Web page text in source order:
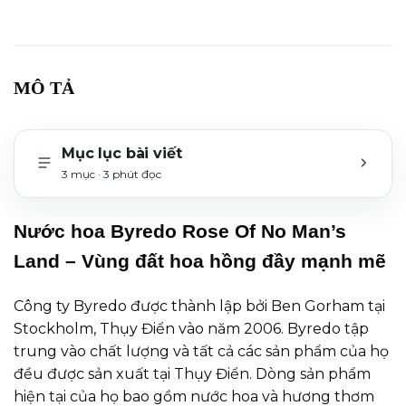
MÔ TẢ
Mục lục bài viết
3 mục · 3 phút đọc
Nước hoa Byredo Rose Of No Man’s
Land – Vùng đất hoa hồng đầy mạnh mẽ
Công ty Byredo được thành lập bởi Ben Gorham tại
Stockholm, Thụy Điển vào năm 2006. Byredo tập
trung vào chất lượng và tất cả các sản phẩm của họ
đều được sản xuất tại Thụy Điển. Dòng sản phẩm
hiện tại của họ bao gồm nước hoa và hương thơm